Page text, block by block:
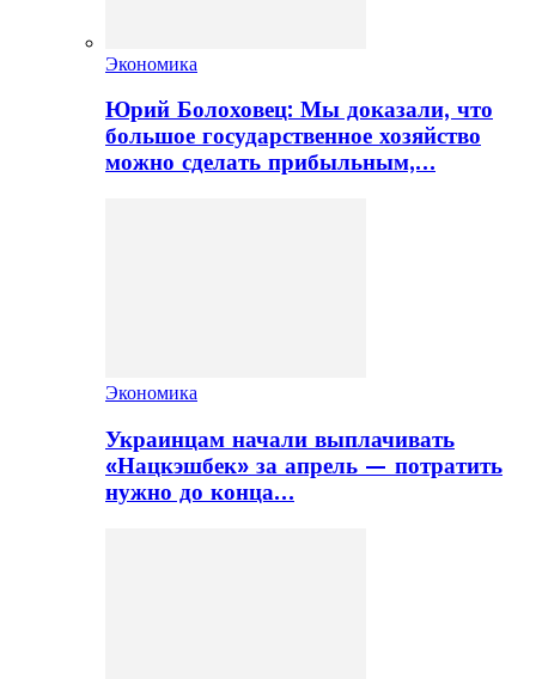
Экономика
Юрий Болоховец: Мы доказали, что
большое государственное хозяйство
можно сделать прибыльным,…
Экономика
Украинцам начали выплачивать
«Нацкэшбек» за апрель — потратить
нужно до конца…